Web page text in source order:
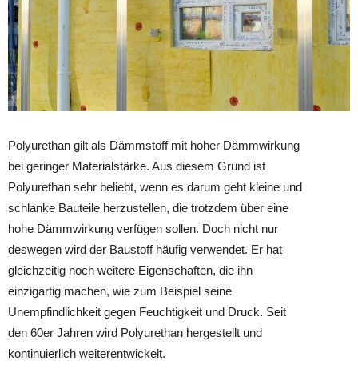
Polyurethan gilt als Dämmstoff mit hoher Dämmwirkung
bei geringer Materialstärke. Aus diesem Grund ist
Polyurethan sehr beliebt, wenn es darum geht kleine und
schlanke Bauteile herzustellen, die trotzdem über eine
hohe Dämmwirkung verfügen sollen. Doch nicht nur
deswegen wird der Baustoff häufig verwendet. Er hat
gleichzeitig noch weitere Eigenschaften, die ihn
einzigartig machen, wie zum Beispiel seine
Unempfindlichkeit gegen Feuchtigkeit und Druck. Seit
den 60er Jahren wird Polyurethan hergestellt und
kontinuierlich weiterentwickelt.